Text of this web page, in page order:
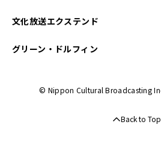
文化放送エクステンド
グリーン・ドルフィン
© Nippon Cultural Broadcasting
Back to Top